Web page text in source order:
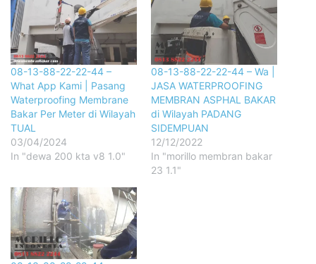
08-13-88-22-22-44 –
What App Kami | Pasang
Waterproofing Membrane
Bakar Per Meter di Wilayah
TUAL
03/04/2024
In "dewa 200 kta v8 1.0"
08-13-88-22-22-44 – Wa |
JASA WATERPROOFING
MEMBRAN ASPHAL BAKAR
di Wilayah PADANG
SIDEMPUAN
12/12/2022
In "morillo membran bakar
23 1.1"